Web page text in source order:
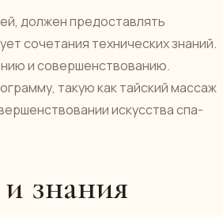
должен предоставлять
сочетания технических знаний.
и совершенствованию.
такую ​​​​как тайский массаж
искусства спа-
знания